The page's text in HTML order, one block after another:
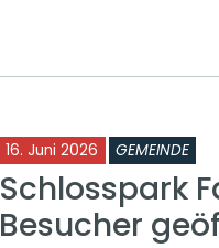
16. Juni 2026 GEMEINDE
Schlosspark
Besucher